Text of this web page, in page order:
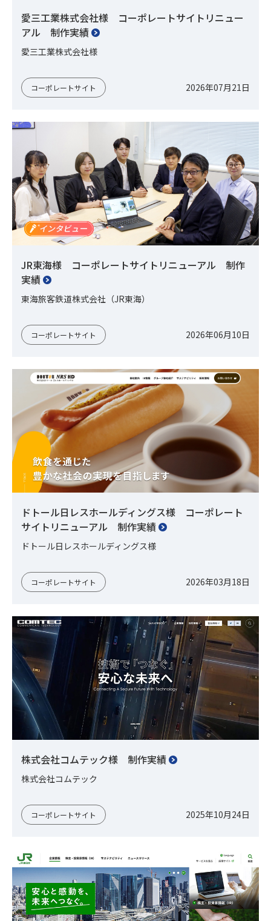
愛三工業株式会社様 コーポレートサイトリニュー
アル 制作実績
愛三工業株式会社様
コーポレートサイト 2026年07月21日
JR東海様 コーポレートサイトリニューアル 制作
実績
東海旅客鉄道株式会社（JR東海）
コーポレートサイト 2026年06月10日
ドトール日レスホールディングス様 コーポレート
サイトリニューアル 制作実績
ドトール日レスホールディングス様
コーポレートサイト 2026年03月18日
株式会社コムテック様 制作実績
株式会社コムテック
コーポレートサイト 2025年10月24日